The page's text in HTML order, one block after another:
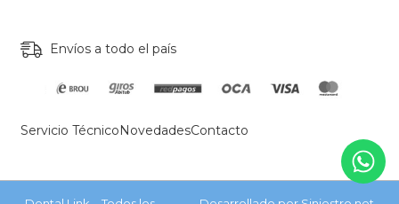
Envíos a todo el país
Servicio TécnicoNovedadesContacto